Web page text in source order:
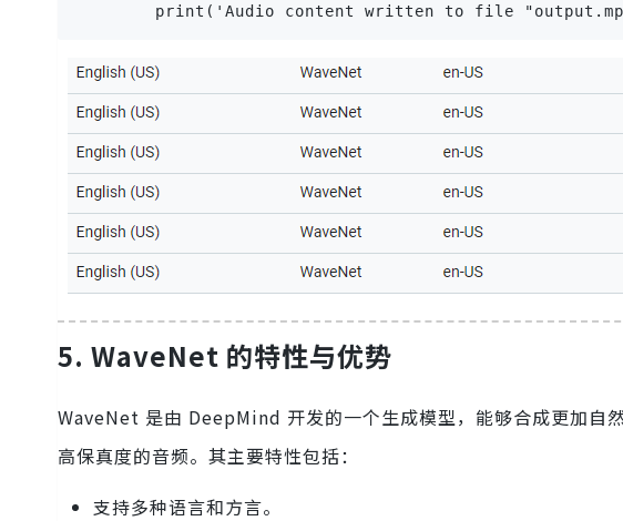
print('Audio content written to file
5. WaveNet 的特性与优势
WaveNet 是由 DeepMind 开发的一个生成模型，能够合成更加自
高保真度的音频。其主要特性包括：
支持多种语言和方言。